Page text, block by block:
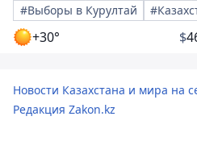
#Выборы в Курултай
+30° $
Новости Казахстана и мира на
Редакция Zakon.kz